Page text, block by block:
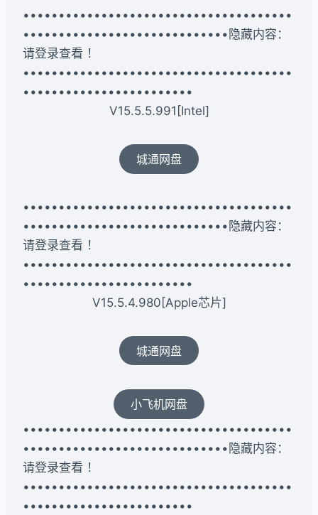
••••••••••••••••••••••••••••••••••••••
•••••••••••••••••••••••••••••隐藏内容：
请登录查看 ！
••••••••••••••••••••••••••••••••••••••
••••••••••••••••••••••••
V15.5.5.991[Intel]
城通网盘
••••••••••••••••••••••••••••••••••••••
•••••••••••••••••••••••••••••隐藏内容：
请登录查看 ！
••••••••••••••••••••••••••••••••••••••
••••••••••••••••••••••••
V15.5.4.980[Apple芯片]
城通网盘
小飞机网盘
••••••••••••••••••••••••••••••••••••••
•••••••••••••••••••••••••••••隐藏内容：
请登录查看 ！
••••••••••••••••••••••••••••••••••••••
••••••••••••••••••••••••